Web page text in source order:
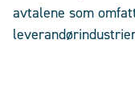
avtalene som